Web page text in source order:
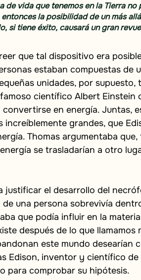
de vida que tenemos en la Tierra no
la posibilidad de un más
si tiene éxito, causará un gran
que tal dispositivo era
estaban compuestas de
unidades, por supuesto,
científico Albert Einstein
en energía. Juntas,
increíblemente grandes, que
Thomas argumentaba
se trasladarían a otro
justificar el desarrollo del
una persona sobrevivía
que podía influir en la
después de lo que llamamos
este mundo desearían
Edison, inventor y científico
para comprobar su hipótesis.